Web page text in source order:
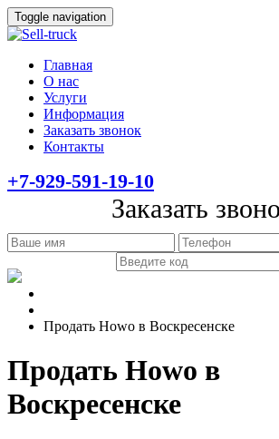
Toggle navigation
Главная
О нас
Услуги
Информация
Заказать звонок
Контакты
+7-929-591-19-10
Заказать
Продать Howo в Воскресенске
Продать Howo в
Воскресенске